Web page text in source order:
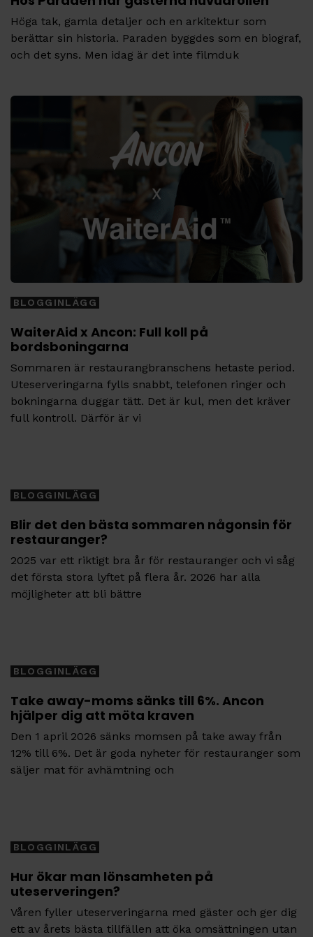
Höga tak, gamla detaljer och en arkitektur som
berättar sin historia. Paraden byggdes som en biograf,
och det syns. Men idag är det inte filmduk
BLOGGINLÄGG
WaiterAid x Ancon: Full koll på
bordsboningarna
Sommaren är restaurangbranschens hetaste period.
Uteserveringarna fylls snabbt, telefonen ringer och
bokningarna duggar tätt. Det är kul, men det kräver
full kontroll. Därför är vi
BLOGGINLÄGG
Blir det den bästa sommaren någonsin för
restauranger?
2025 var ett riktigt bra år för restauranger och vi såg
det första stora lyftet på flera år. 2026 har alla
möjligheter att bli bättre
BLOGGINLÄGG
Take away-moms sänks till 6%. Ancon
hjälper dig att möta kraven
Den 1 april 2026 sänks momsen på take away från
12% till 6%. Det är goda nyheter för restauranger som
säljer mat för avhämtning och
BLOGGINLÄGG
Hur ökar man lönsamheten på
uteserveringen?
Våren fyller uteserveringarna med gäster och ger dig
ett av årets bästa tillfällen att öka omsättningen utan